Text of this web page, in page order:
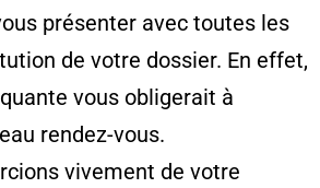
présenter avec toutes les
de votre dossier. En effet,
vous obligerait à
rendez-vous.
vivement de votre